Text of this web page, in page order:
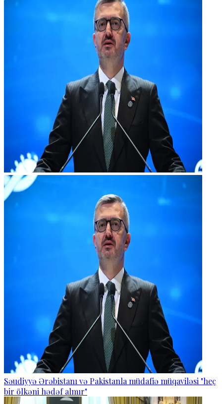
Səudiyyə Ərəbistanı və Pakistanla müdafiə müqaviləsi "heç
bir ölkəni hədəf almır"